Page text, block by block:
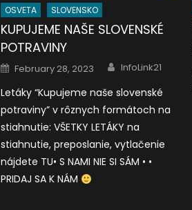
OSVETA SLOVENSKO
KUPUJEME NAŠE SLOVENSKÉ
POTRAVINY
Posted
on
February 28, 2023 Author
InfoLink21
Letáky “Kupujeme naše slovenské
potraviny” v rôznych formátoch na
stiahnutie: VŠETKY LETÁKY na
stiahnutie, preposlanie, vytlačenie
nájdete TU• S NAMI NIE SI SÁM • •
PRIDAJ SA K NÁM